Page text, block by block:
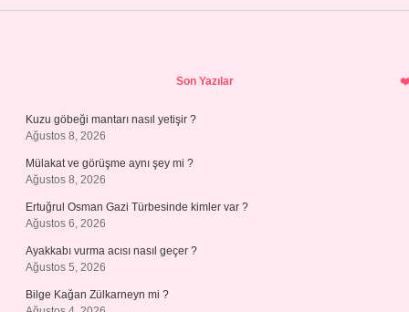
Son Yazılar
Kuzu göbeği mantarı nasıl yetişir ?
Ağustos 8, 2026
Mülakat ve görüşme aynı şey mi ?
Ağustos 8, 2026
Ertuğrul Osman Gazi Türbesinde kimler var ?
Ağustos 6, 2026
Ayakkabı vurma acısı nasıl geçer ?
Ağustos 5, 2026
Bilge Kağan Zülkarneyn mi ?